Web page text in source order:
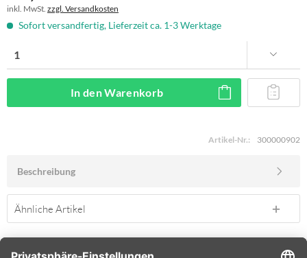
inkl. MwSt. zzgl. Versandkosten
Sofort versandfertig, Lieferzeit ca. 1-3 Werktage
In denWarenkorb
Artikel-Nr.: 300000902
Beschreibung
Ähnliche Artikel